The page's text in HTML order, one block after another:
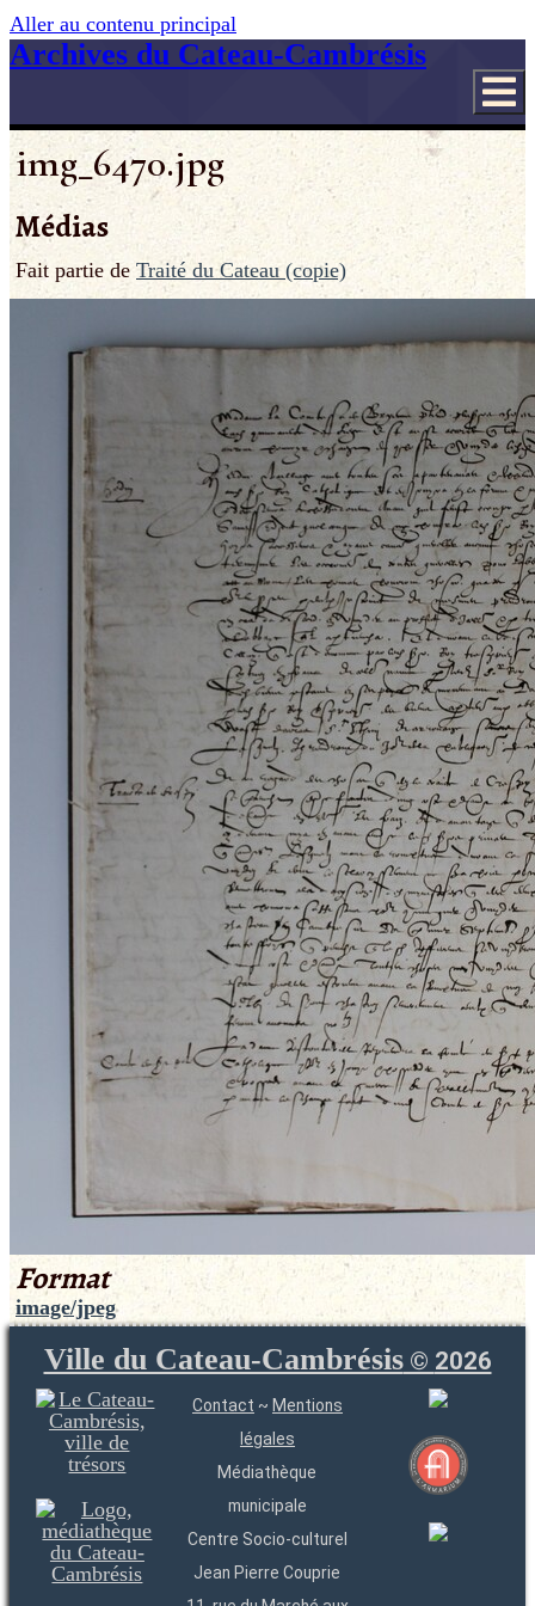
Aller au contenu principal
Archives du Cateau-Cambrésis
img_6470.jpg
Médias
Fait partie de Traité du Cateau (copie)
Format
image/jpeg
Ville du Cateau-Cambrésis© 2026
Contact ~ Mentions
légales
Médiathèque
municipale
Centre Socio-culturel
Jean Pierre Couprie